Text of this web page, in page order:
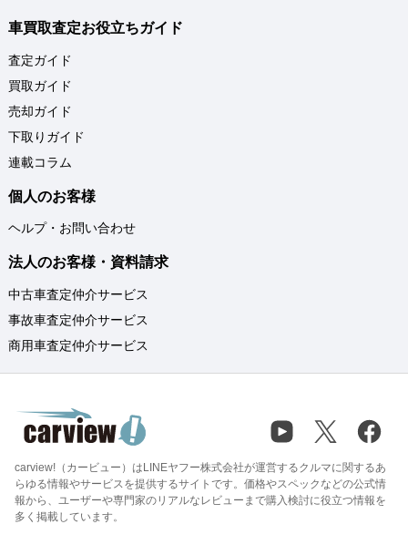
車買取査定お役立ちガイド
査定ガイド
買取ガイド
売却ガイド
下取りガイド
連載コラム
個人のお客様
ヘルプ・お問い合わせ
法人のお客様・資料請求
中古車査定仲介サービス
事故車査定仲介サービス
商用車査定仲介サービス
carview!（カービュー）はLINEヤフー株式会社が運営するクルマに関するあ
らゆる情報やサービスを提供するサイトです。価格やスペックなどの公式情
報から、ユーザーや専門家のリアルなレビューまで購入検討に役立つ情報を
多く掲載しています。